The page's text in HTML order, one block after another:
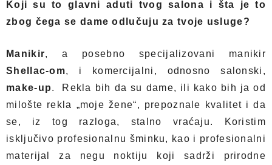
Koji su to glavni aduti tvog salona i šta je to
zbog čega se dame odlučuju za tvoje usluge?
Manikir, a posebno specijalizovani manikir
Shellac-om, i komercijalni, odnosno salonski,
make-up. Rekla bih da su dame, ili kako bih ja od
milošte rekla „moje žene“, prepoznale kvalitet i da
se, iz tog razloga, stalno vraćaju. Koristim
isključivo profesionalnu šminku, kao i profesionalni
materijal za negu noktiju koji sadrži prirodne